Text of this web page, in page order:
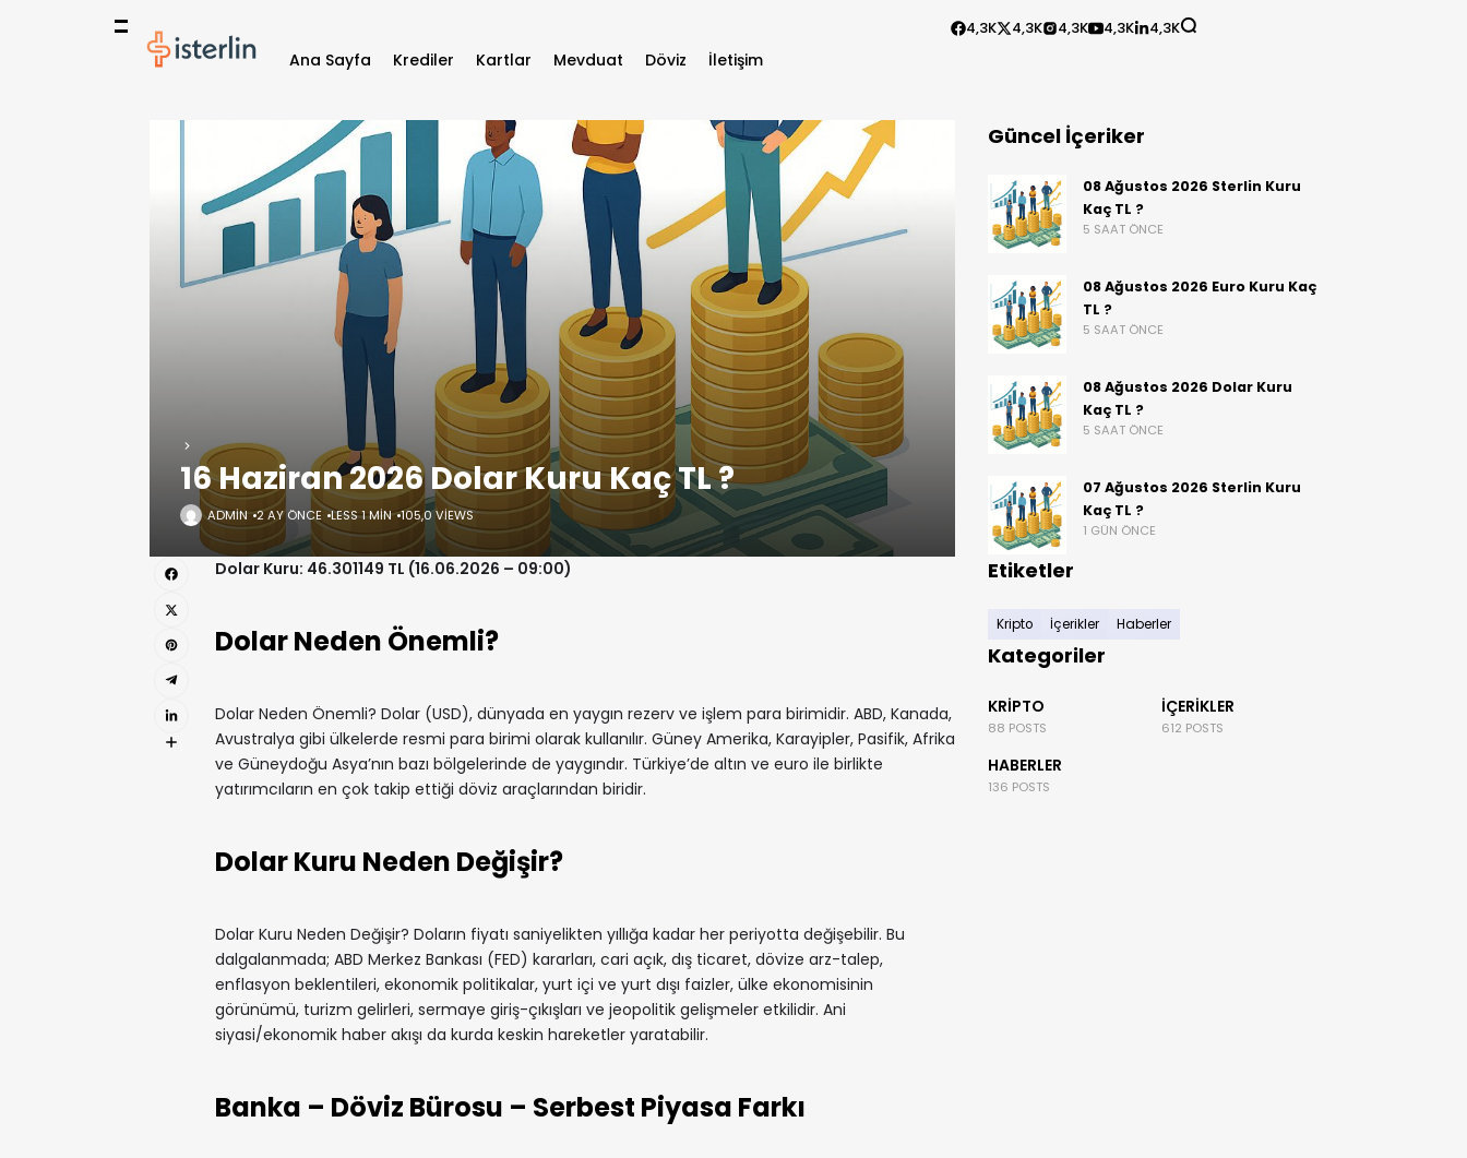
Ana Sayfa Krediler Kartlar Mevduat Döviz İletişim
4,3K 4,3K 4,3K 4,3K 4,3K
16 Haziran 2026 Dolar Kuru Kaç TL ?
ADMIN 2 AY ÖNCE LESS 1 MIN 105,0 VIEWS
Dolar Kuru: 46.301149 TL (16.06.2026 – 09:00)
Dolar Neden Önemli?
Dolar Neden Önemli? Dolar (USD), dünyada en yaygın rezerv ve işlem para birimidir. ABD, Kanada,
Avustralya gibi ülkelerde resmi para birimi olarak kullanılır. Güney Amerika, Karayipler, Pasifik, Afrika
ve Güneydoğu Asya’nın bazı bölgelerinde de yaygındır. Türkiye’de altın ve euro ile birlikte
yatırımcıların en çok takip ettiği döviz araçlarından biridir.
Dolar Kuru Neden Değişir?
Dolar Kuru Neden Değişir? Doların fiyatı saniyelikten yıllığa kadar her periyotta değişebilir. Bu
dalgalanmada; ABD Merkez Bankası (FED) kararları, cari açık, dış ticaret, dövize arz-talep,
enflasyon beklentileri, ekonomik politikalar, yurt içi ve yurt dışı faizler, ülke ekonomisinin
görünümü, turizm gelirleri, sermaye giriş-çıkışları ve jeopolitik gelişmeler etkilidir. Ani
siyasi/ekonomik haber akışı da kurda keskin hareketler yaratabilir.
Banka – Döviz Bürosu – Serbest Piyasa Farkı
Güncel İçeriker
08 Ağustos 2026 Sterlin Kuru
Kaç TL ?
5 SAAT ÖNCE
08 Ağustos 2026 Euro Kuru Kaç
TL ?
5 SAAT ÖNCE
08 Ağustos 2026 Dolar Kuru
Kaç TL ?
5 SAAT ÖNCE
07 Ağustos 2026 Sterlin Kuru
Kaç TL ?
1 GÜN ÖNCE
Etiketler
Kripto İçerikler Haberler
Kategoriler
KRIPTO
88 POSTS
İÇERIKLER
612 POSTS
HABERLER
136 POSTS